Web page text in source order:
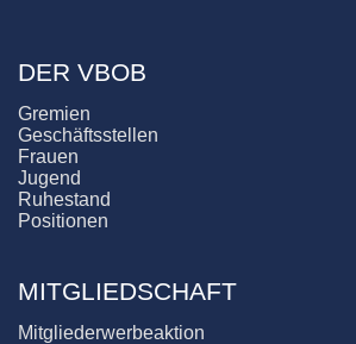
DER VBOB
Gremien
Geschäftsstellen
Frauen
Jugend
Ruhestand
Positionen
MITGLIEDSCHAFT
Mitgliederwerbeaktion